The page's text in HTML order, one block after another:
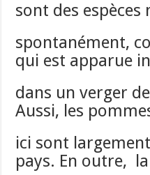
sont des espèces
spontanément,
qui est apparue
dans un verger
Aussi, les
ici sont
pays. En outre,